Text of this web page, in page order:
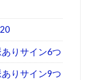
りサイン6つ
りサイン9つ